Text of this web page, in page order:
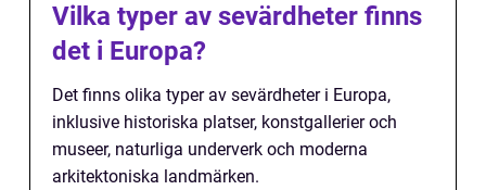
Vilka typer av sevärdheter finns
det i Europa?
Det finns olika typer av sevärdheter i Europa,
inklusive historiska platser, konstgallerier och
museer, naturliga underverk och moderna
arkitektoniska landmärken.